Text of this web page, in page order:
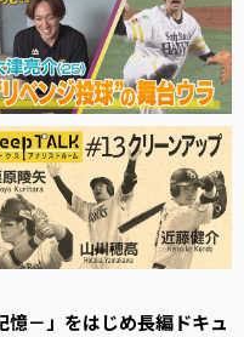
憶－」をはじめ長編ドキュ